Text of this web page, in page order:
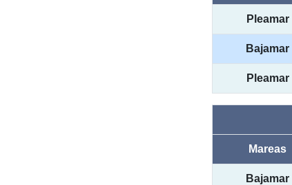
Pleamar
Bajamar
Pleamar
Mareas
Bajamar